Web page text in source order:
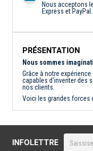
Nous acceptons
Express et PayPal.
PRÉSENTATION
Nous sommes
Grâce à notre
capables d'inventer des
nos clients.
Voici les grandes forces
INFOLETTRE